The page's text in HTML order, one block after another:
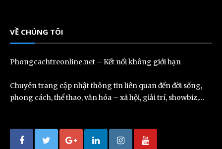
VỀ CHÚNG TÔI
Phongcachtreonline.net – Kết nối không giới hạn
Chuyên trang cập nhật thông tin liên quan đến đời sống,
phong cách, thể thao, văn hóa – xã hội, giải trí, showbiz,…